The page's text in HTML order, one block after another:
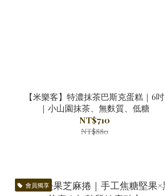
【米樂客】特濃抹茶巴斯克蛋糕｜6吋
｜小山園抹茶、無麩質、低糖
NT$710
NT$880
會員獨享